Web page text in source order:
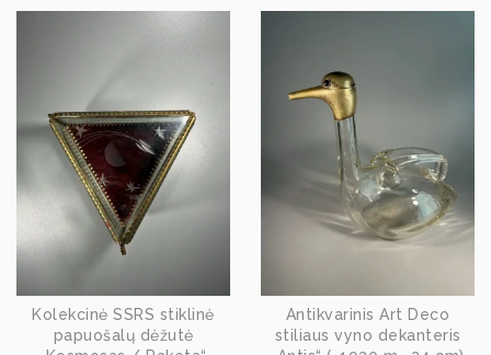
Kolekcinė SSRS stiklinė
papuošalų dėžutė
Antikvarinis Art Deco
stiliaus vyno dekanteris